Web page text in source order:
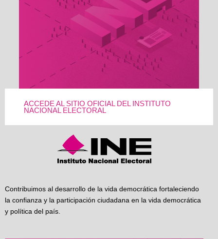
ACCEDE AL SITIO OFICIAL DEL INSTITUTO
NACIONAL ELECTORAL
Contribuimos al desarrollo de la vida democrática fortaleciendo
la confianza y la participación ciudadana en la vida democrática
y política del país.